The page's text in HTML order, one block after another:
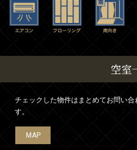
空室
チェックした物件はまとめてお問い
す。
MAP
MAP
MAP
MAP
MAP
MAP
MAP
MAP
MAP
MAP
MAP
MAP
MAP
MAP
MAP
MAP
MAP
MAP
MAP
MAP
MAP
MAP
MAP
MAP
MAP